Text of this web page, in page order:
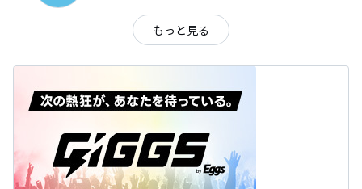
もっと見る